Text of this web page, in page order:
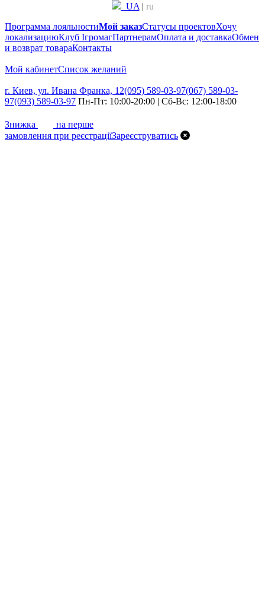
UA | ru
Программа лояльностиМой заказСтатусы проектовХочу
локализациюКлуб ІгромагПартнерамОплата и доставкаОбмен
и возврат товараКонтакты
Мой кабинетСписок желаний
г. Киев, ул. Ивана Франка, 12(095) 589-03-97(067) 589-03-
97(093) 589-03-97 Пн-Пт: 10:00-20:00 | Сб-Вс: 12:00-18:00
Знижка
на перше
замовлення при реєстраціїЗареєструватись